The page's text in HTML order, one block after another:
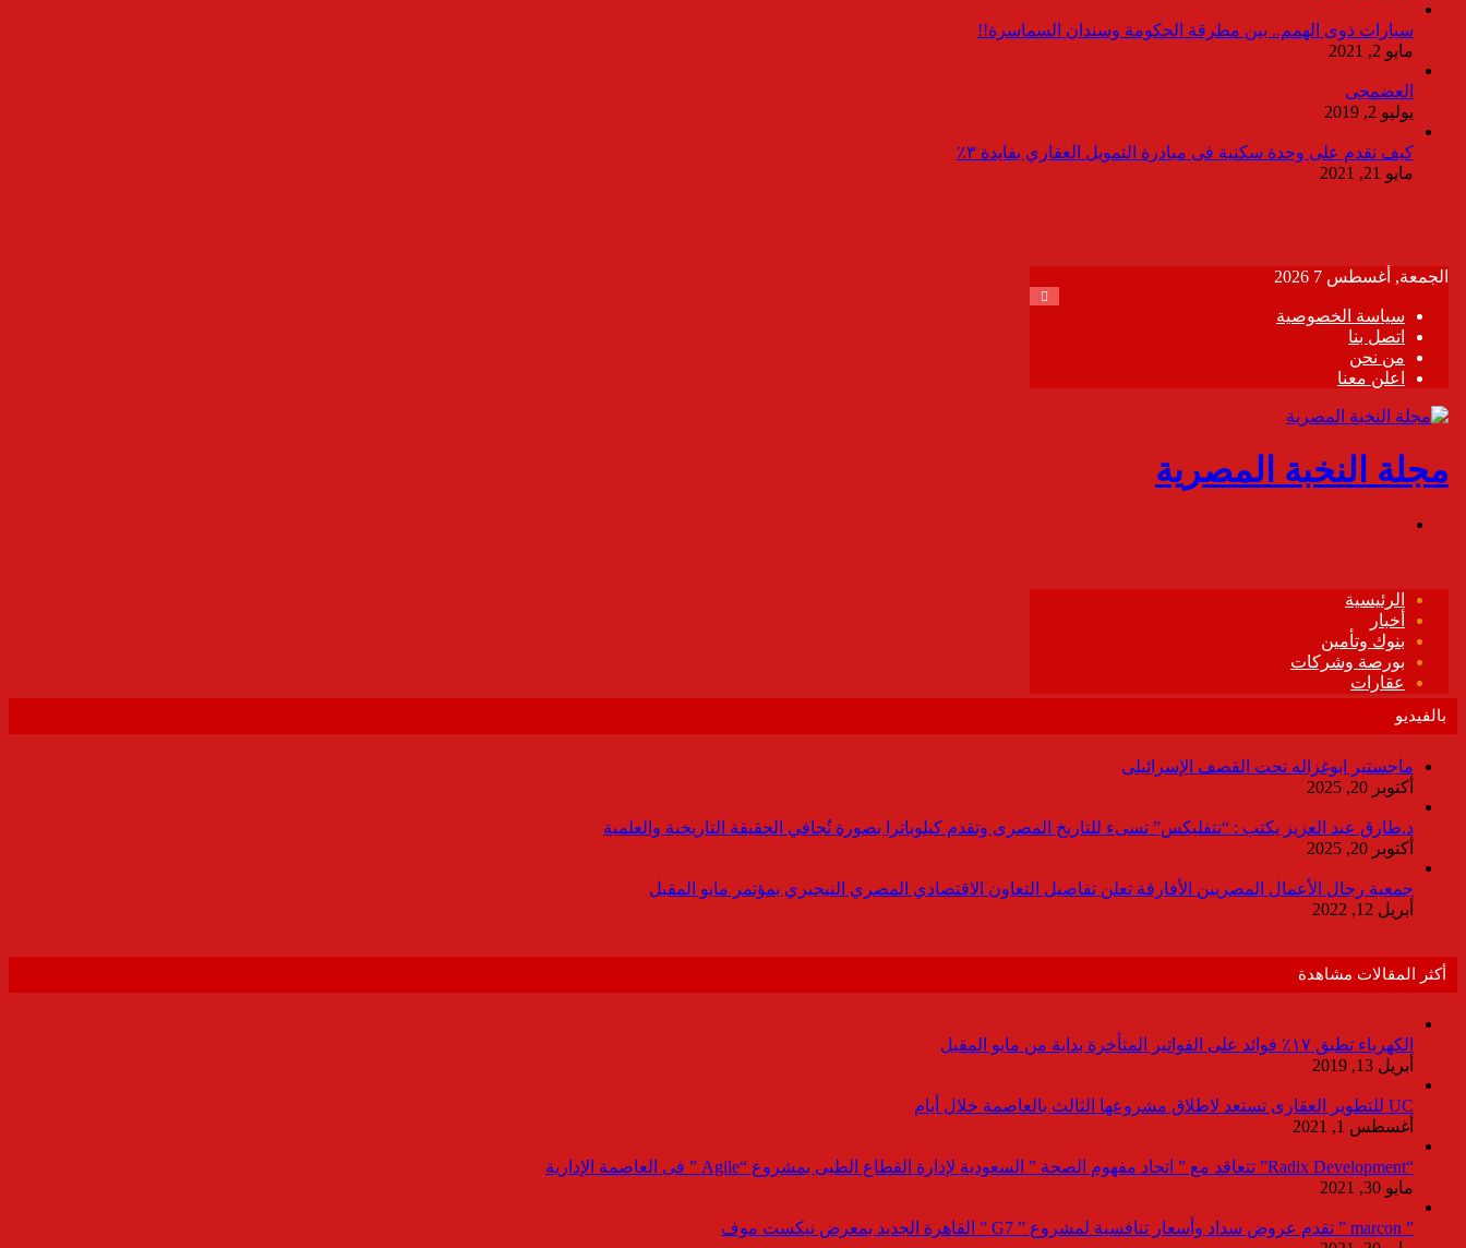
سيارات ذوى الهمم.. بين مطرقة الحكومة وسندان السماسرة!!
مايو 2, 2021
العضمجى
يوليو 2, 2019
كيف تقدم على وحدة سكنية فى مبادرة التمويل العقاري بفايدة ٣٪
مايو 21, 2021
بالفيديو
ماجستير ابوغزاله تحت القصف الإسرائيلى
أكتوبر 20, 2025
د.طارق عبد العزيز يكتب : “نتفليكس” تسىء للتاريخ المصرى وتقدم كيلوباترا بصورة تُجافي الحقيقة التاريخية والعلمية
أكتوبر 20, 2025
جمعية رجال الأعمال المصريين الأفارقة تعلن تفاصيل التعاون الاقتصادي المصري النيجيري بمؤتمر مايو المقبل
أبريل 12, 2022
أكثر المقالات مشاهدة
الكهرباء تطبق ١٧٪ فوائد على الفواتير المتأخرة بداية من مايو المقبل
أبريل 13, 2019
UC للتطوير العقارى تستعد لاطلاق مشروعها الثالث بالعاصمة خلال أيام
أغسطس 1, 2021
“Radix Development” تتعاقد مع ” اتحاد مفهوم الصحة ” السعودية لإدارة القطاع الطبى بمشروع “Agile ” فى العاصمة الإدارية
مايو 30, 2021
” marcon ” تقدم عروض سداد وأسعار تنافسية لمشروع ” G7 ” القاهرة الجديد بمعرض نيكست موف